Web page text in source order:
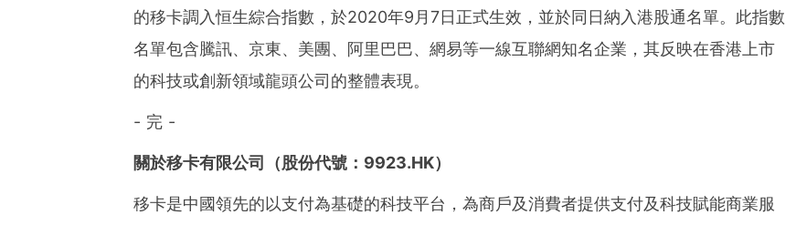
的移卡調入恒生綜合指數，於2020年9月7日正式生效，並於同日納入港股通名單。此指數
名單包含騰訊、京東、美團、阿里巴巴、網易等一線互聯網知名企業，其反映在香港上市
的科技或創新領域龍頭公司的整體表現。
- 完 -
關於移卡有限公司（股份代號： 9923.HK）
移卡是中國領先的以支付為基礎的科技平台，為商戶及消費者提供支付及科技賦能商業服